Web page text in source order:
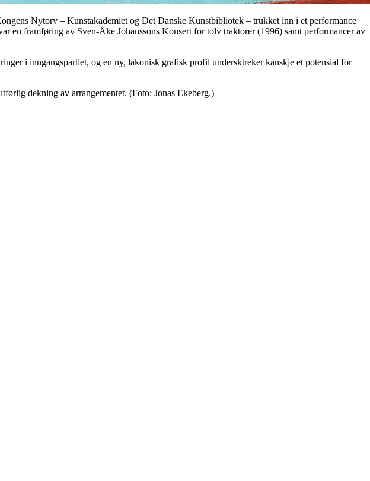
Nytorv – Kunstakademiet og Det Danske Kunstbibliotek – trukket inn i et performance
en framføring av Sven-Åke Johanssons Konsert for tolv traktorer (1996) samt performancer av
i inngangspartiet, og en ny, lakonisk grafisk profil undersktreker kanskje et potensial for
dekning av arrangementet. (Foto: Jonas Ekeberg.)